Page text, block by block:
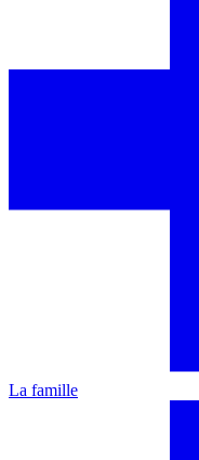
La famille